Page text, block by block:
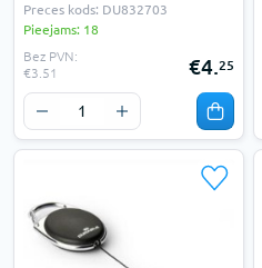
Preces kods: DU832703
Pieejams: 18
Bez PVN:
€3.51
€4.25